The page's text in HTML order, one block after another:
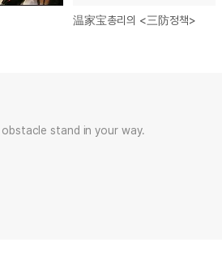
温家宝총리의 <三防정책>
stand in your way.